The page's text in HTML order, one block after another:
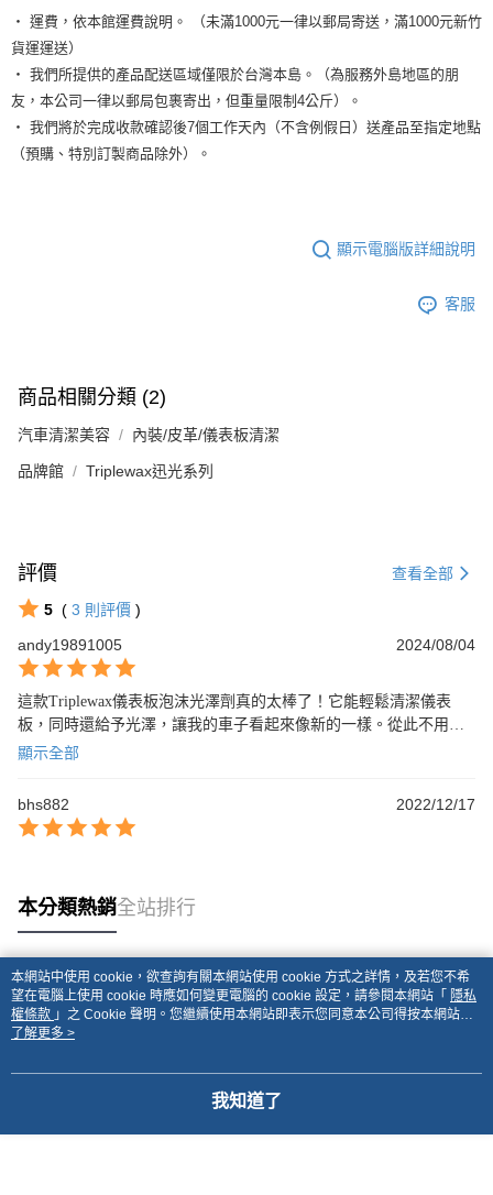
‧ 運費，依本館運費說明。 （未滿1000元一律以郵局寄送，滿1000元新竹
貨運運送）
‧ 我們所提供的產品配送區域僅限於台灣本島。（為服務外島地區的朋
友，本公司一律以郵局包裹寄出，但重量限制4公斤）。
‧ 我們將於完成收款確認後7個工作天內（不含例假日）送產品至指定地點
（預購、特別訂製商品除外）。
顯示電腦版詳細說明
客服
商品相關分類 (2)
汽車清潔美容 內裝/皮革/儀表板清潔
品牌館 Triplewax迅光系列
評價 查看全部
5 ( 3 則評價 )
andy19891005
2024/08/04
這款Triplewax儀表板泡沫光澤劑真的太棒了！它能輕鬆清潔儀表
板，同時還給予光澤，讓我的車子看起來像新的一樣。從此不用擔
心髒亂的儀表板了！
顯示全部
bhs882 2022/12/17
本分類熱銷全站排行
熱門標籤
本網站中使用 cookie，欲查詢有關本網站使用 cookie 方式之詳情，及若您不希
望在電腦上使用 cookie 時應如何變更電腦的 cookie 設定，請參閱本網站「 隱私
權條款 」之 Cookie 聲明。您繼續使用本網站即表示您同意本公司得按本網站使
用條款之 Cookie 聲明使用 cookie。
了解更多 >
我知道了